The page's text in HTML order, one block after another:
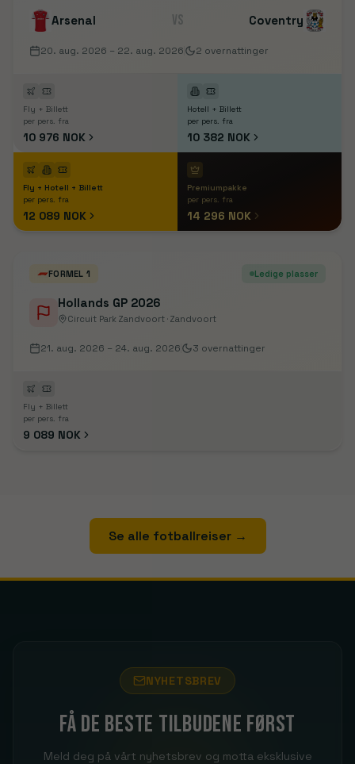
Arsenal VS Coventry
20. aug. 2026 – 22. aug. 2026 2 overnattinger
Fly + Billett
per pers. fra
10 976 NOK
Hotell + Billett
per pers. fra
10 382 NOK
Fly + Hotell + Billett
per pers. fra
12 089 NOK
Premiumpakke
per pers. fra
14 296 NOK
FORMEL 1 Ledige plasser
Hollands GP 2026
Circuit Park Zandvoort · Zandvoort
21. aug. 2026 – 24. aug. 2026 3 overnattinger
Fly + Billett
per pers. fra
9 089 NOK
Se alle fotballreiser→
NYHETSBREV
Få de beste tilbudene først
Meld deg på vårt nyhetsbrev og motta eksklusive